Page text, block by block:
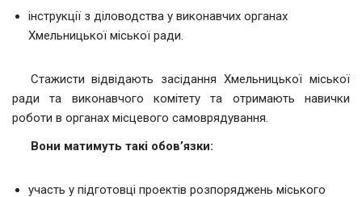
інструкції з діловодства у виконавчих органах
Хмельницької міської ради.
Стажисти відвідають засідання Хмельницької міської
ради та виконавчого комітету та отримають навички
роботи в органах місцевого самоврядування.
Вони матимуть такі обов’язки:
участь у підготовці проектів розпоряджень міського